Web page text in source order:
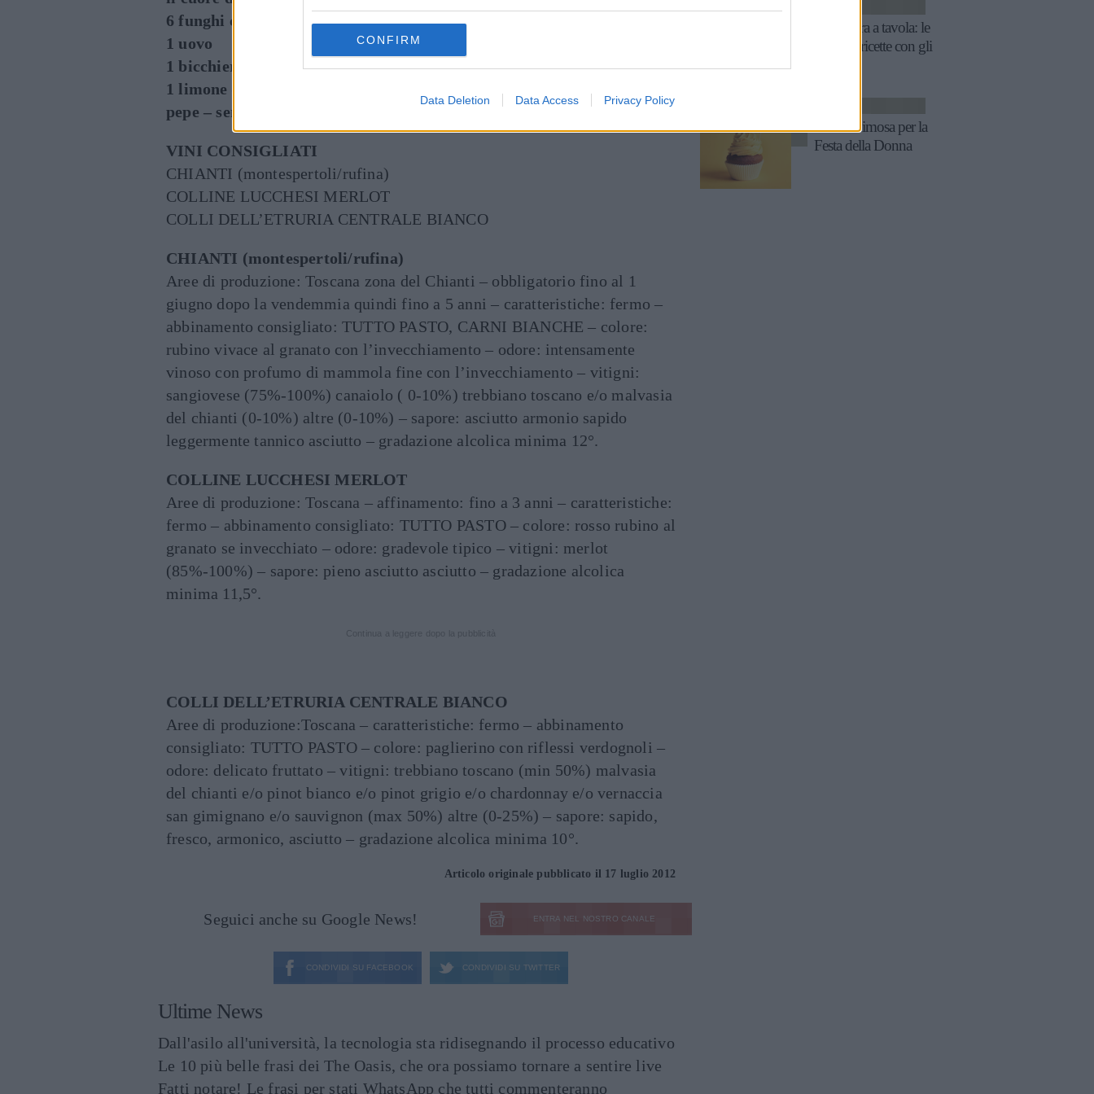
CONFIRM
Data Deletion Data Access Privacy Policy
6 funghi champignons
1 uovo
1 bicchiere di olio d’oliva
1 limone – lattuga – sale
pepe – senape – salvia
VINI CONSIGLIATI
CHIANTI (montespertoli/rufina)
COLLINE LUCCHESI MERLOT
COLLI DELL’ETRURIA CENTRALE BIANCO
CHIANTI (montespertoli/rufina)
Aree di produzione: Toscana zona del Chianti – obbligatorio fino al 1
giugno dopo la vendemmia quindi fino a 5 anni – caratteristiche: fermo –
abbinamento consigliato: TUTTO PASTO, CARNI BIANCHE – colore:
rubino vivace al granato con l’invecchiamento – odore: intensamente
vinoso con profumo di mammola fine con l’invecchiamento – vitigni:
sangiovese (75%-100%) canaiolo ( 0-10%) trebbiano toscano e/o malvasia
del chianti (0-10%) altre (0-10%) – sapore: asciutto armonio sapido
leggermente tannico asciutto – gradazione alcolica minima 12°.
COLLINE LUCCHESI MERLOT
Aree di produzione: Toscana – affinamento: fino a 3 anni – caratteristiche:
fermo – abbinamento consigliato: TUTTO PASTO – colore: rosso rubino al
granato se invecchiato – odore: gradevole tipico – vitigni: merlot
(85%-100%) – sapore: pieno asciutto asciutto – gradazione alcolica
minima 11,5°.
COLLI DELL’ETRURIA CENTRALE BIANCO
Aree di produzione:Toscana – caratteristiche: fermo – abbinamento
consigliato: TUTTO PASTO – colore: paglierino con riflessi verdognoli –
odore: delicato fruttato – vitigni: trebbiano toscano (min 50%) malvasia
del chianti e/o pinot bianco e/o pinot grigio e/o chardonnay e/o vernaccia
san gimignano e/o sauvignon (max 50%) altre (0-25%) – sapore: sapido,
fresco, armonico, asciutto – gradazione alcolica minima 10°.
Articolo originale pubblicato il 17 luglio 2012
Seguici anche su Google News! ENTRA NEL NOSTRO CANALE
CONDIVIDI SU FACEBOOK CONDIVIDI SU TWITTER
Ultime News
Dall'asilo all'università, la tecnologia sta ridisegnando il processo educativo
Le 10 più belle frasi dei The Oasis, che ora possiamo tornare a sentire live
Fatti notare! Le frasi per stati WhatsApp che tutti commenteranno
Primavera a tavola: le
migliori ricette con gli
Menu mimosa per la
Festa della Donna